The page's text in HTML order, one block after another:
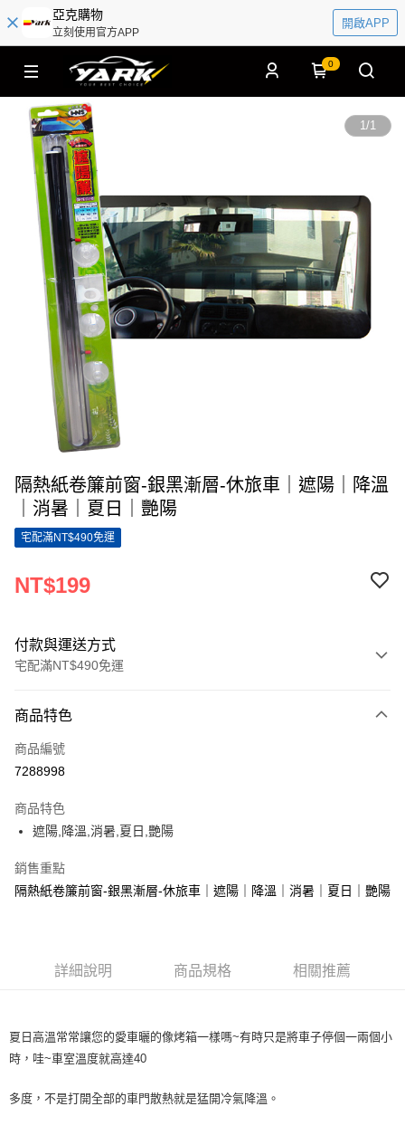
亞克購物
立刻使用官方APP
開啟APP
0
1/1
隔熱紙卷簾前窗-銀黑漸層-休旅車｜遮陽｜降溫
｜消暑｜夏日｜艷陽
宅配滿NT$490免運
NT$199
付款與運送方式
宅配滿NT$490免運
信用卡一次付款
LINE Pay
街口支付
悠遊付
全盈+PAY
【關於「AFTEE先享後付」】
２．便利：只要手機號碼，簡訊認證，即可結帳。
３．安心：先確認商品／服務後，再付款。
１．於結帳方式選擇「AFTEE先享後付」後，將跳轉至「AFTEE先享後付」
宅配寄送，滿490免運費(運費$70)
商品特色
商品編號
7288998
商品特色
遮陽,降溫,消暑,夏日,艷陽
銷售重點
隔熱紙卷簾前窗-銀黑漸層-休旅車｜遮陽｜降溫｜消暑｜夏日｜艷陽
詳細說明 商品規格 相關推薦
夏日高溫常常讓您的愛車曬的像烤箱一樣嗎~有時只是將車子停個一兩個小
時，哇~車室溫度就高達40
多度，不是打開全部的車門散熱就是猛開冷氣降溫。